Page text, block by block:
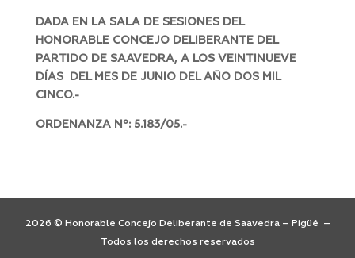
DADA EN LA SALA DE SESIONES DEL
HONORABLE CONCEJO DELIBERANTE DEL
PARTIDO DE SAAVEDRA, A LOS VEINTINUEVE
DÍAS DEL MES DE JUNIO DEL AÑO DOS MIL
CINCO.-
ORDENANZA Nº: 5.183/05.-
2026 © Honorable Concejo Deliberante de Saavedra – Pigüé –
Todos los derechos reservados